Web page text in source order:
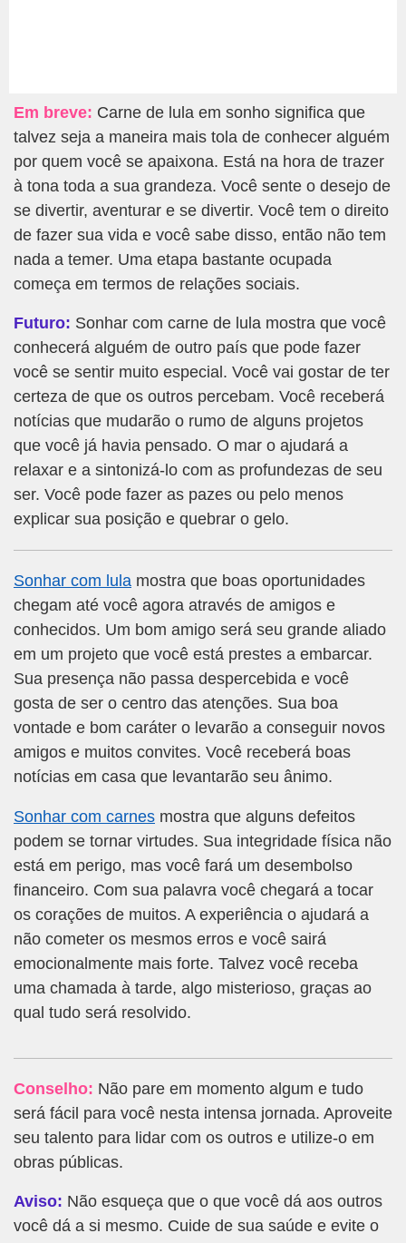
Em breve: Carne de lula em sonho significa que
talvez seja a maneira mais tola de conhecer alguém
por quem você se apaixona. Está na hora de trazer
à tona toda a sua grandeza. Você sente o desejo de
se divertir, aventurar e se divertir. Você tem o direito
de fazer sua vida e você sabe disso, então não tem
nada a temer. Uma etapa bastante ocupada
começa em termos de relações sociais.
Futuro: Sonhar com carne de lula mostra que você
conhecerá alguém de outro país que pode fazer
você se sentir muito especial. Você vai gostar de ter
certeza de que os outros percebam. Você receberá
notícias que mudarão o rumo de alguns projetos
que você já havia pensado. O mar o ajudará a
relaxar e a sintonizá-lo com as profundezas de seu
ser. Você pode fazer as pazes ou pelo menos
explicar sua posição e quebrar o gelo.
Sonhar com lula mostra que boas oportunidades
chegam até você agora através de amigos e
conhecidos. Um bom amigo será seu grande aliado
em um projeto que você está prestes a embarcar.
Sua presença não passa despercebida e você
gosta de ser o centro das atenções. Sua boa
vontade e bom caráter o levarão a conseguir novos
amigos e muitos convites. Você receberá boas
notícias em casa que levantarão seu ânimo.
Sonhar com carnes mostra que alguns defeitos
podem se tornar virtudes. Sua integridade física não
está em perigo, mas você fará um desembolso
financeiro. Com sua palavra você chegará a tocar
os corações de muitos. A experiência o ajudará a
não cometer os mesmos erros e você sairá
emocionalmente mais forte. Talvez você receba
uma chamada à tarde, algo misterioso, graças ao
qual tudo será resolvido.
Conselho: Não pare em momento algum e tudo
será fácil para você nesta intensa jornada. Aproveite
seu talento para lidar com os outros e utilize-o em
obras públicas.
Aviso: Não esqueça que o que você dá aos outros
você dá a si mesmo. Cuide de sua saúde e evite o